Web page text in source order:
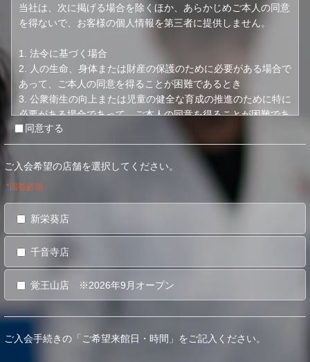
当社は、次に掲げる場合を除くほか、あらかじめご本人の同意
を得ないで、お客様の個人情報を第三者に提供しません。
1. 法令に基づく場合
2. 人の生命、身体または財産の保護のために必要がある場合で
あって、ご本人の同意を得ることが困難であるとき
3. 公衆衛生の向上または児童の健全な育成の推進のために特に
必要がある場合であって、ご本人の同意を得ることが困難であ
るとき
4. 国の機関もしくは地方公共団体またはその委託を受けた者が
法令の定める事務を遂行することに対して協力する必要がある
場合であって、ご本人の同意を得ることにより当該事務の遂行
に支障を及ぼすおそれがあるとき
5. あらかじめ次の事項を告知あるいは公表をしている場合
(1) 利用目的に第三者への提供を含むこと
(2) 第三者に提供されるデータの項目
(3) 第三者への提供の手段または方法
(4) ご本人の求めに応じて個人情報の第三者への提供を停止す
ること
ただし次に掲げる場合は上記に定める第三者には該当しませ
ん。
の取り扱いの全部または一部を委託する場合
同意する
ご入会希望の店舗を選択してください。
*回答必須
新栄葵店
千音寺店
覚王山店 ※2026年9月オープン
ご入会手続きの「ご希望来館日・時間」をご記入ください。